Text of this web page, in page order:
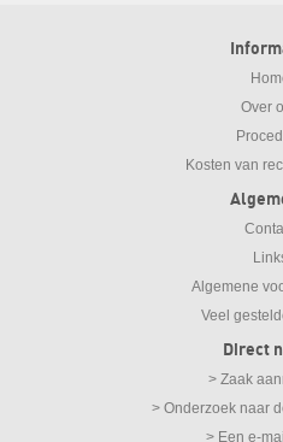
Over
Kosten van
Algemene
Veel
Direct
> Zaak
> Onderzoek naar
> Een e-